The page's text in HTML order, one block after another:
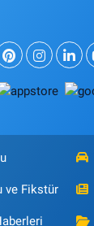
ve Fikstür